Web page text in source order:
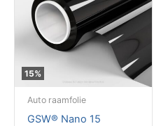
15%
Auto raamfolie
GSW® Nano 15